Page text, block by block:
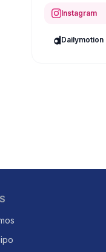
Instagram
Dailymotion